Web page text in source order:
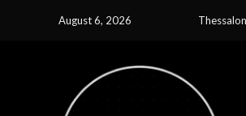
August 6, 2026